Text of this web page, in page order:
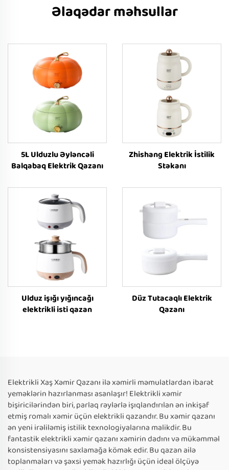
Əlaqədar məhsullar
5L Ulduzlu Əyləncəli
Balqabaq Elektrik Qazanı
Zhishang Elektrik İstilik
Stəkanı
Ulduz işığı yığıncağı
elektrikli isti qazan
Düz Tutacaqlı Elektrik
Qazanı
Elektrikli Xaş Xəmir Qazanı ilə xəmirli məmulatlardan ibarət
yeməklərin hazırlanması asanlaşır! Elektrikli xəmir
bişiricilərindən biri, parlaq rəylərlə işıqlandırılan ən inkişaf
etmiş romalı xəmir üçün elektrikli qazandır. Bu xəmir qazanı
ən yeni irəliləmiş istilik texnologiyalarına malikdir. Bu
fantastik elektrikli xəmir qazanı xəmirin dadını və mükəmməl
konsistensiyasını saxlamağa kömək edir. Bu qazan ailə
toplanmaları və şəxsi yemək hazırlığı üçün ideal ölçüyə